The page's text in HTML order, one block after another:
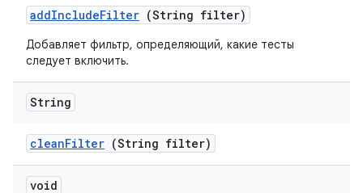
addIncludeFilter (String filter)
Добавляет фильтр, определяющий, какие тесты
следует включить.
String
cleanFilter (String filter)
void